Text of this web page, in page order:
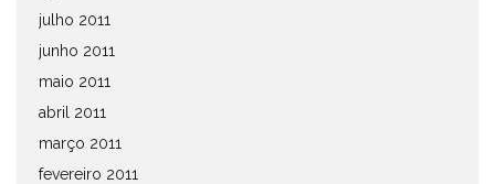
julho 2011
junho 2011
maio 2011
abril 2011
março 2011
fevereiro 2011